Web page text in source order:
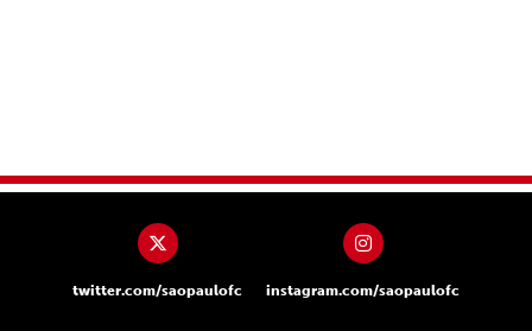
twitter.com/saopaulofc instagram.com/saopaulofc